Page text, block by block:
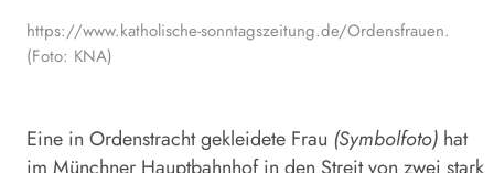
https://www.katholische-sonntagszeitung.de/Ordensfrauen.
(Foto: KNA)
Eine in Ordenstracht gekleidete Frau (Symbolfoto) hat